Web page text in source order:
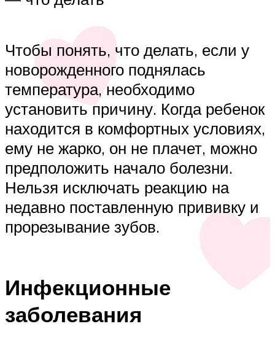
Чтобы понять, что делать, если у
новорожденного поднялась
температура, необходимо
установить причину. Когда ребенок
находится в комфортных условиях,
ему не жарко, он не плачет, можно
предположить начало болезни.
Нельзя исключать реакцию на
недавно поставленную прививку и
прорезывание зубов.
Инфекционные
заболевания